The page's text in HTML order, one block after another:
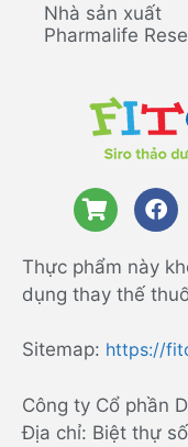
Nhà sản xuất
Pharmalife
Thực phẩm này
dụng thay thế
Sitemap: https://
Công ty Cổ phần
Địa chỉ: Biệt thự